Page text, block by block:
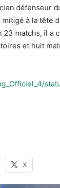
défenseur
à la tête
23 matchs, il a
et huit
X